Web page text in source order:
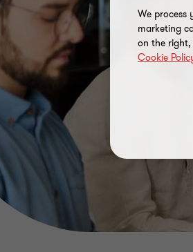
We process
marketing
on the
Cookie